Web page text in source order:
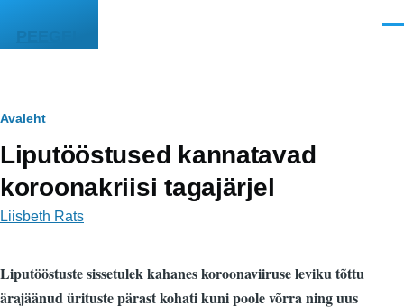
PEEGEL
Leivapuru
Avaleht
Liputööstused kannatavad
koroonakriisi tagajärjel
Liisbeth Rats
Liputööstuste sissetulek kahanes koroonaviiruse leviku tõttu
ärajäänud ürituste pärast kohati kuni poole võrra ning uus